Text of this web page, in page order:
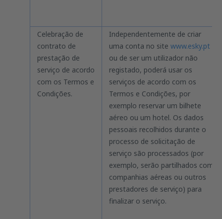
Celebração de
contrato de
prestação de
serviço de acordo
com os Termos e
Condições.
Independentemente de criar
uma conta no site www.esky.pt
ou de ser um utilizador não
registado, poderá usar os
serviços de acordo com os
Termos e Condições, por
exemplo reservar um bilhete
aéreo ou um hotel. Os dados
pessoais recolhidos durante o
processo de solicitação de
serviço são processados (por
exemplo, serão partilhados com
companhias aéreas ou outros
prestadores de serviço) para
finalizar o serviço.